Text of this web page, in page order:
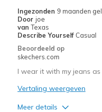
Ingezonden 9 maanden
Door joe
van Texas
Describe Yourself Casual
Beoordeeld op
skechers.com
I wear it with my jeans as
Vertaling weergeven
Meer details